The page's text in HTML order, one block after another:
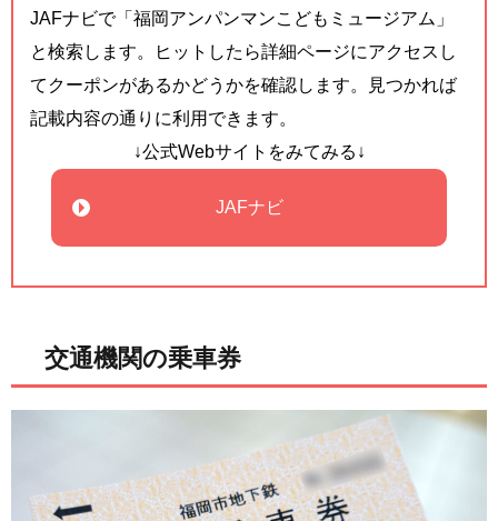
JAFナビで「福岡アンパンマンこどもミュージアム」
と検索します。ヒットしたら詳細ページにアクセスし
てクーポンがあるかどうかを確認します。見つかれば
記載内容の通りに利用できます。
↓公式Webサイトをみてみる↓
JAFナビ
交通機関の乗車券